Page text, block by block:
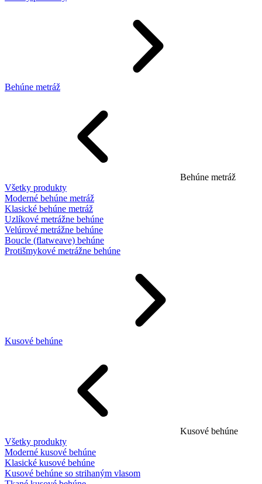
Behúne metráž
Behúne metráž
Všetky produkty
Moderné behúne metráž
Klasické behúne metráž
Uzlíkové metrážne behúne
Velúrové metrážne behúne
Boucle (flatweave) behúne
Protišmykové metrážne behúne
Kusové behúne
Kusové behúne
Všetky produkty
Moderné kusové behúne
Klasické kusové behúne
Kusové behúne so strihaným vlasom